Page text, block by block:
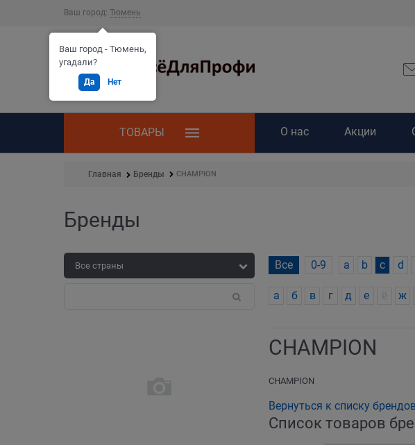
Ваш город: Тюмень
ТОВАРЫ О нас Акции
Главная Бренды CHAMPION
Бренды
Все 0-9 a b c d
а б в г д е ж
CHAMPION
CHAMPION
Вернуться к списку
Список товаров
Ваш город - Тюмень,
угадали?
Да Нет